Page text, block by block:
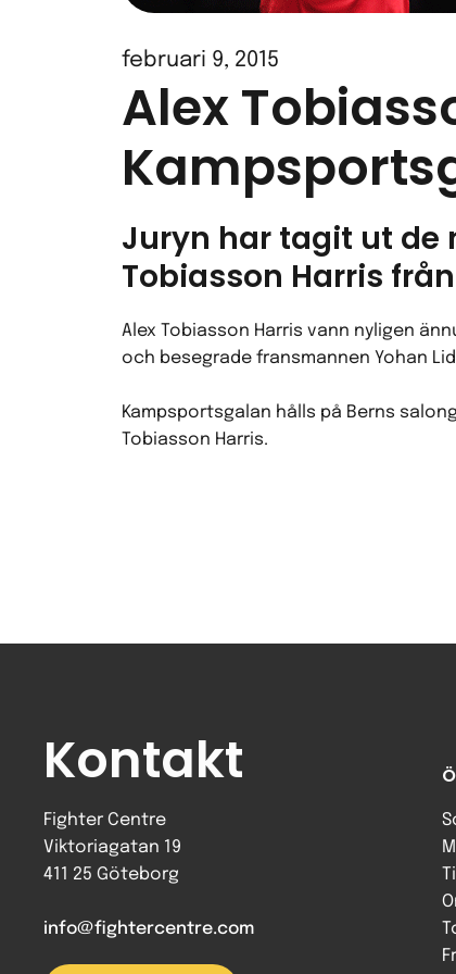
februari 9, 2015
Alex
Juryn har tagit ut de
Tobiasson Harris
Alex Tobiasson Harris vann nyligen
och besegrade fransmannen Yohan
Kampsportsgalan hålls på Berns
Tobiasson Harris.
Kontakt
Fighter Centre
Viktoriagatan 19
411 25 Göteborg
info@fightercentre.com